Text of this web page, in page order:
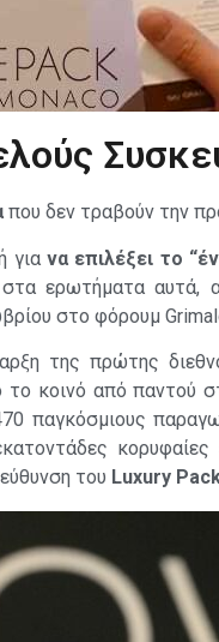
που δεν τραβούν την
γιανα επιλέξει το
ερωτήματα
στο φόρουμ
της πρώτης
το κοινό από
παγκόσμιους
του Luxury